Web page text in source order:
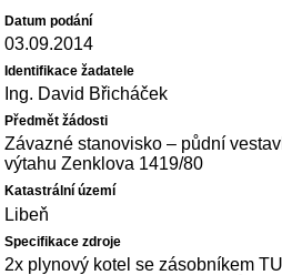
03.09.2014
Ing. David Břicháček
Závazné stanovisko – půdní
výtahu Zenklova 1419/80
Libeň
2x plynový kotel se zásobníkem